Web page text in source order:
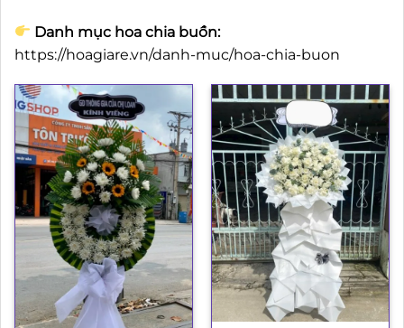
Danh mục hoa chia buồn:
https://hoagiare.vn/danh-muc/hoa-chia-buon